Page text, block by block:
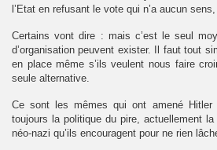
l’Etat en refusant le vote qui n’a aucun
Certains vont dire : mais c’est le seul
d’organisation peuvent exister. Il faut tout
en place même s’ils veulent nous faire
seule alternative.
Ce sont les mêmes qui ont amené Hitler
toujours la politique du pire, actuellement la
néo-nazi qu’ils encouragent pour ne rien